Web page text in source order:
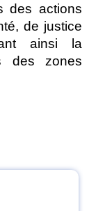
des actions
de justice
ainsi la
des zones